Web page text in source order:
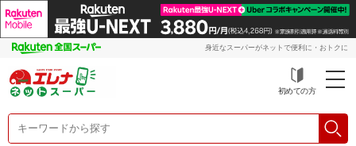
身近なスーパーがネットで便利に・おトクに
初めての方